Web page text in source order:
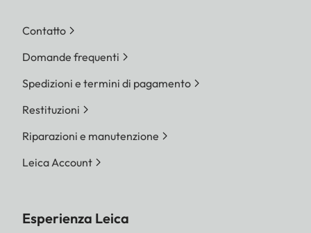
Contatto
Domande frequenti
Spedizioni e termini di pagamento
Restituzioni
Riparazioni e manutenzione
Leica Account
Esperienza Leica